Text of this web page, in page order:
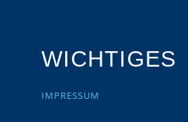
WICHTIGES
IMPRESSUM